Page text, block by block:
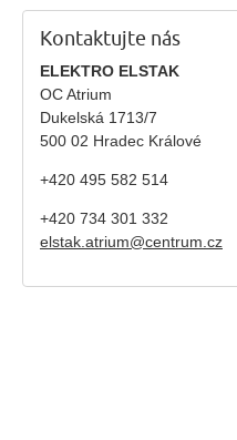
Kontaktujte nás
ELEKTRO ELSTAK
OC Atrium
Dukelská 1713/7
500 02 Hradec Králové
+420 495 582 514
+420 734 301 332
elstak.atrium@centrum.cz